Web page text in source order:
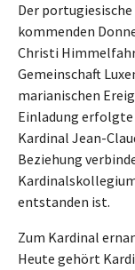
Der
kommenden
Christi
Gemeinschaft
marianischen
Einladung erfolgte
Kardinal Jean-
Beziehung
entstanden ist.
Zum Kardinal
Heute gehört